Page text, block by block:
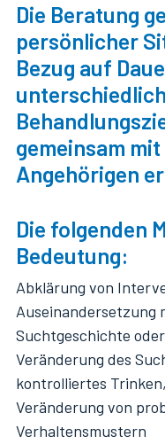
Die Beratung
persönlicher
Bezug auf
gemeinsam
Angehörigen
Die folgenden
Bedeutung:
Abklärung von
Auseinandersetzung
Suchtgeschichte
Veränderung des
kontrolliertes
Veränderung von
Verhaltensmustern